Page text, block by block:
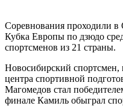
Соревнования проходили в
Кубка Европы по дзюдо
спортсменов из 21 страны.
Новосибирский спортсмен,
центра спортивной
Магомедов стал
финале Камиль обыграл